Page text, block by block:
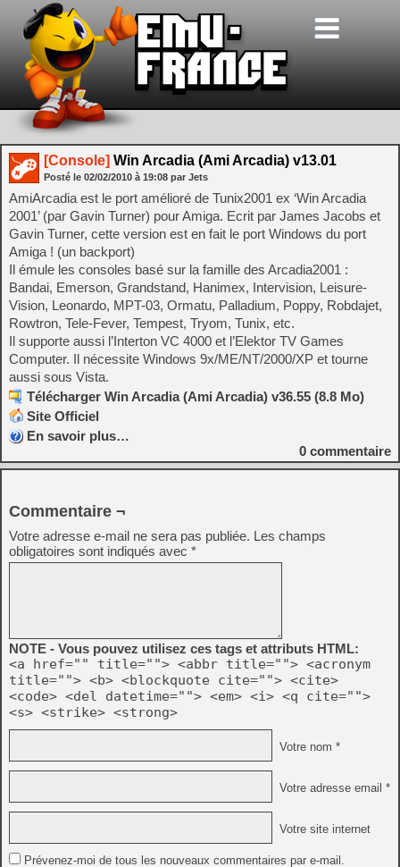
[Console] Win Arcadia (Ami Arcadia) v13.01
Posté le 02/02/2010 à 19:08 par Jets
AmiArcadia est le port amélioré de Tunix2001 ex ‘Win Arcadia
2001’ (par Gavin Turner) pour Amiga. Ecrit par James Jacobs et
Gavin Turner, cette version est en fait le port Windows du port
Amiga ! (un backport)
Il émule les consoles basé sur la famille des Arcadia2001 :
Bandai, Emerson, Grandstand, Hanimex, Intervision, Leisure-
Vision, Leonardo, MPT-03, Ormatu, Palladium, Poppy, Robdajet,
Rowtron, Tele-Fever, Tempest, Tryom, Tunix, etc.
Il supporte aussi l’Interton VC 4000 et l’Elektor TV Games
Computer. Il nécessite Windows 9x/ME/NT/2000/XP et tourne
aussi sous Vista.
Télécharger Win Arcadia (Ami Arcadia) v36.55 (8.8 Mo)
Site Officiel
En savoir plus…
0 commentaire
Commentaire ¬
Votre adresse e-mail ne sera pas publiée. Les champs
obligatoires sont indiqués avec *
NOTE - Vous pouvez utilisez ces tags et attributs HTML:
<a href="" title=""> <abbr title=""> <acronym
title=""> <b> <blockquote cite=""> <cite>
<code> <del datetime=""> <em> <i> <q cite="">
<s> <strike> <strong>
Votre nom *
Votre adresse email *
Votre site internet
Prévenez-moi de tous les nouveaux commentaires par e-mail.